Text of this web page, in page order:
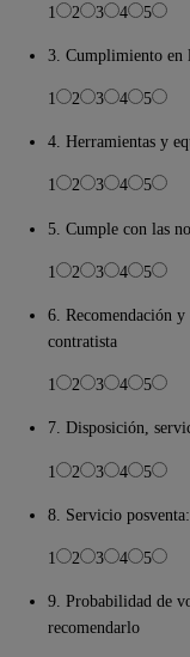
1 2 3 4 5
3. Cumplimiento en
1 2 3 4 5
4. Herramientas y
1 2 3 4 5
5. Cumple con las
1 2 3 4 5
6. Recomendación
contratista
1 2 3 4 5
7. Disposición,
1 2 3 4 5
8. Servicio
1 2 3 4 5
9. Probabilidad de
recomendarlo